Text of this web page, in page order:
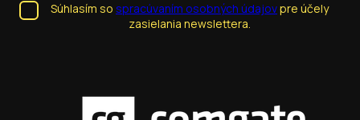
Súhlasím so spracúvaním osobných údajovpre účely
zasielania newslettera.